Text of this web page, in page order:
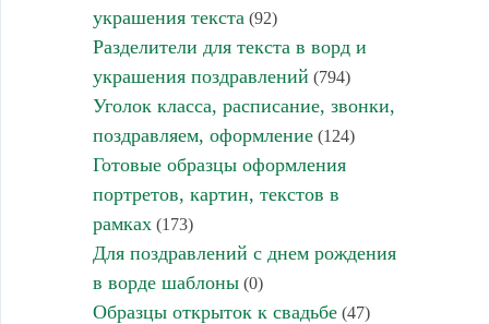
украшения текста (92)
Разделители для текста в ворд и
украшения поздравлений (794)
Уголок класса, расписание, звонки,
поздравляем, оформление(124)
Готовые образцы оформления
портретов, картин, текстов в
рамках(173)
Для поздравлений с днем рождения
в ворде шаблоны(0)
Образцы открыток к свадьбе(47)